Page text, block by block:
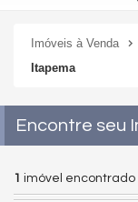
Imóveis à Venda
Itapema
Encontre seu
1 imóvel encontrado